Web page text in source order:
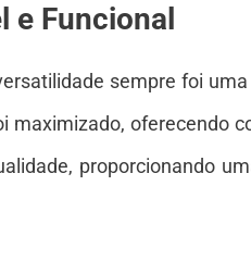
e Funcional
sempre foi
maximizado, oferecendo
proporcionando